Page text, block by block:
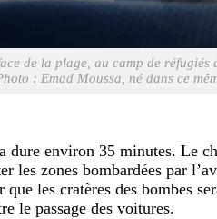
de la plage, au camp de réfugiés
: Emad Moussa, né dans ce
dure environ 35 minutes. Le
les zones bombardées par
les cratères des bombes
le passage des voitures.